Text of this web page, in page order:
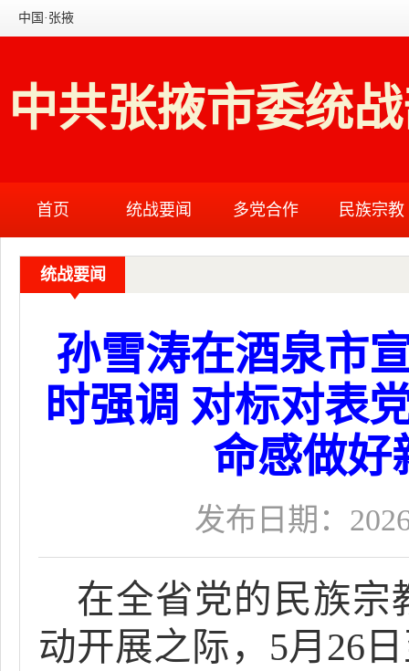
中国·张掖
共张掖市委统
首页 统战要闻 多党合作 民族宗教
统战要闻
孙雪涛在酒泉市
时强调 对标对表
命感做好
发布日期：
在全省党的民族宗
动开展之际，5月26